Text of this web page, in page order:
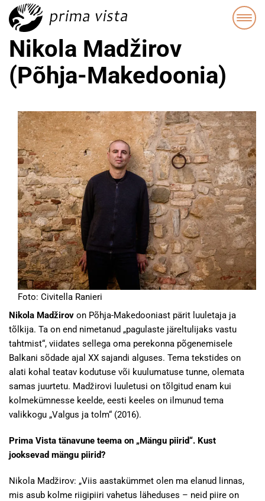
Nikola Madžirov
(Põhja-Makedoonia)
Foto: Civitella Ranieri
Nikola Madžirov on Põhja-Makedooniast pärit luuletaja ja
tõlkija. Ta on end nimetanud „pagulaste järeltulijaks vastu
tahtmist“, viidates sellega oma perekonna põgenemisele
Balkani sõdade ajal XX sajandi alguses. Tema tekstides on
alati kohal teatav kodutuse või kuulumatuse tunne, olemata
samas juurtetu. Madžirovi luuletusi on tõlgitud enam kui
kolmekümnesse keelde, eesti keeles on ilmunud tema
valikkogu „Valgus ja tolm“ (2016).
Prima Vista tänavune teema on „Mängu piirid“. Kust
jooksevad mängu piirid?
Nikola Madžirov: „Viis aastakümmet olen ma elanud linnas,
mis asub kolme riigipiiri vahetus läheduses – neid piire on